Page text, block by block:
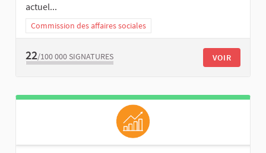
actuel...
Commission des affaires sociales
22/100 000 SIGNATURES VOIR